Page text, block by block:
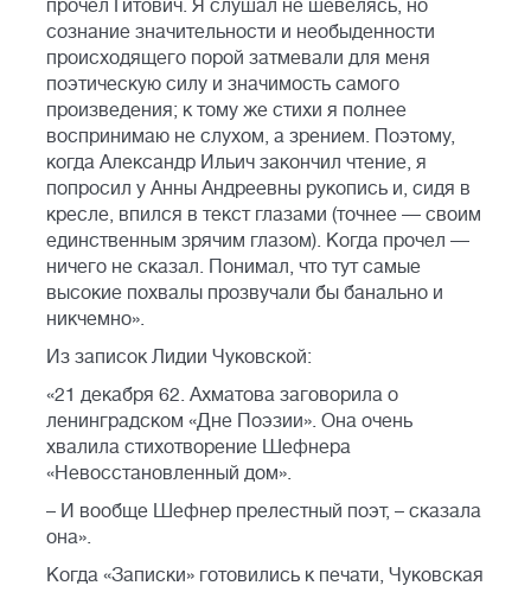
прочел Гитович. Я слушал не шевелясь, но
сознание значительности и необыденности
происходящего порой затмевали для меня
поэтическую силу и значимость самого
произведения; к тому же стихи я полнее
воспринимаю не слухом, а зрением. Поэтому,
когда Александр Ильич закончил чтение, я
попросил у Анны Андреевны рукопись и, сидя в
кресле, впился в текст глазами (точнее — своим
единственным зрячим глазом). Когда прочел —
ничего не сказал. Понимал, что тут самые
высокие похвалы прозвучали бы банально и
никчемно».
Из записок Лидии Чуковской:
«21 декабря 62. Ахматова заговорила о
ленинградском «Дне Поэзии». Она очень
хвалила стихотворение Шефнера
«Невосстановленный дом».
– И вообще Шефнер прелестный поэт, – сказала
она».
Когда «Записки» готовились к печати, Чуковская